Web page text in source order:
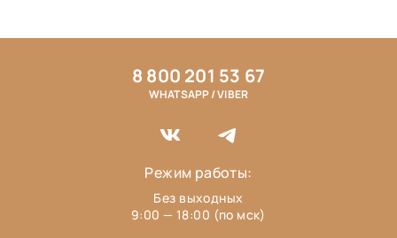
8 800 201 53 67
WHATSAPP / VIBER
Режим работы:
Без выходных
9:00 — 18:00 (по мск)